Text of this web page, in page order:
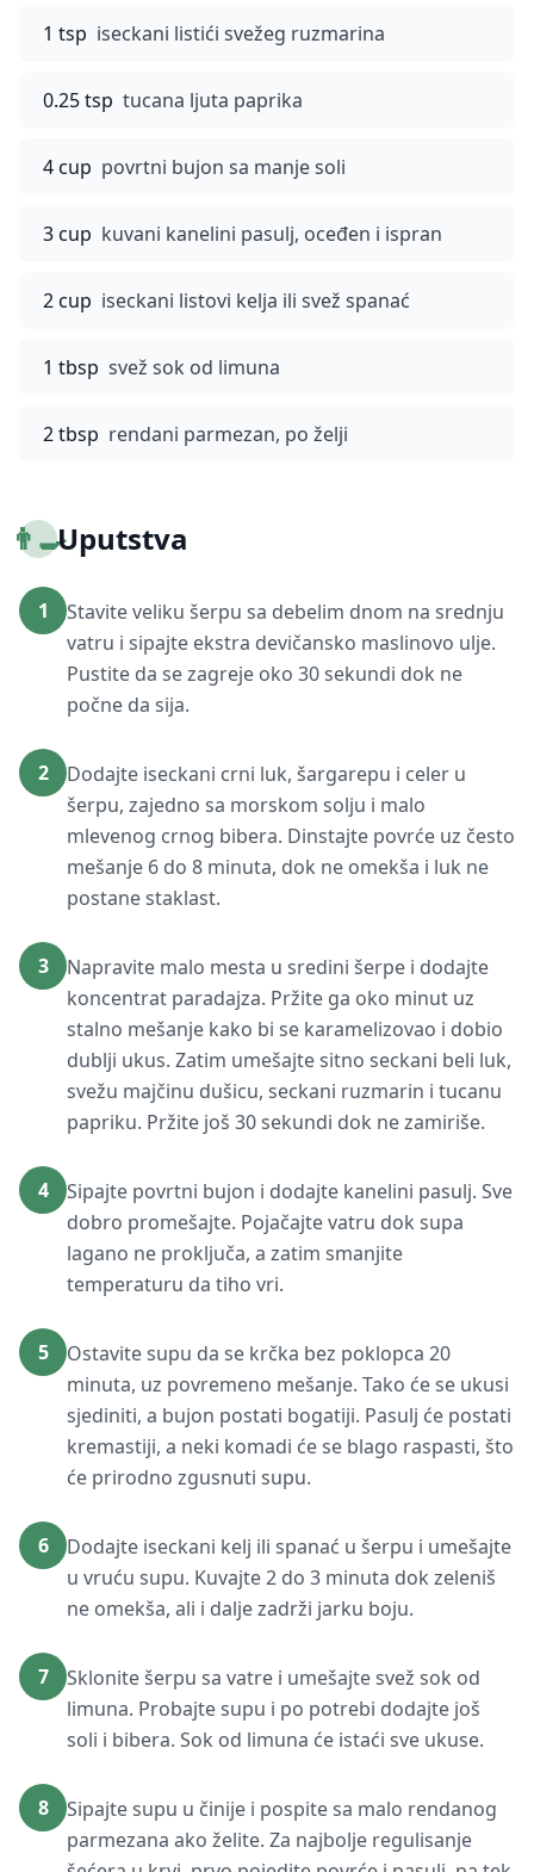
1 tsp iseckani listići svežeg ruzmarina
0.25 tsp tucana ljuta paprika
4 cup povrtni bujon sa manje soli
3 cup kuvani kanelini pasulj, oceđen i ispran
2 cup iseckani listovi kelja ili svež spanać
1 tbsp svež sok od limuna
2 tbsp rendani parmezan, po želji
👨‍🍳Uputstva
1
Stavite veliku šerpu sa debelim dnom na srednju
vatru i sipajte ekstra devičansko maslinovo ulje.
Pustite da se zagreje oko 30 sekundi dok ne
počne da sija.
2
Dodajte iseckani crni luk, šargarepu i celer u
šerpu, zajedno sa morskom solju i malo
mlevenog crnog bibera. Dinstajte povrće uz često
mešanje 6 do 8 minuta, dok ne omekša i luk ne
postane staklast.
3
Napravite malo mesta u sredini šerpe i dodajte
koncentrat paradajza. Pržite ga oko minut uz
stalno mešanje kako bi se karamelizovao i dobio
dublji ukus. Zatim umešajte sitno seckani beli luk,
svežu majčinu dušicu, seckani ruzmarin i tucanu
papriku. Pržite još 30 sekundi dok ne zamiriše.
4
Sipajte povrtni bujon i dodajte kanelini pasulj. Sve
dobro promešajte. Pojačajte vatru dok supa
lagano ne proključa, a zatim smanjite
temperaturu da tiho vri.
5
Ostavite supu da se krčka bez poklopca 20
minuta, uz povremeno mešanje. Tako će se ukusi
sjediniti, a bujon postati bogatiji. Pasulj će postati
kremastiji, a neki komadi će se blago raspasti, što
će prirodno zgusnuti supu.
6
Dodajte iseckani kelj ili spanać u šerpu i umešajte
u vruću supu. Kuvajte 2 do 3 minuta dok zeleniš
ne omekša, ali i dalje zadrži jarku boju.
7
Sklonite šerpu sa vatre i umešajte svež sok od
limuna. Probajte supu i po potrebi dodajte još
soli i bibera. Sok od limuna će istaći sve ukuse.
8
Sipajte supu u činije i pospite sa malo rendanog
parmezana ako želite. Za najbolje regulisanje